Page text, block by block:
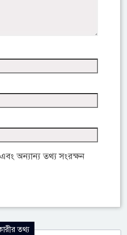
অন্যান্য তথ্য সংরক্ষন
তথ্য